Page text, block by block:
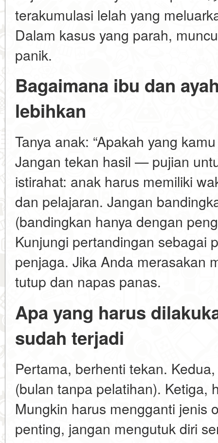
terakumulasi lelah yang
Dalam kasus yang parah,
panik.
Bagaimana ibu dan
lebihkan
Tanya anak: “Apakah yang
Jangan tekan hasil — pujian
istirahat: anak harus memiliki
dan pelajaran. Jangan
(bandingkan hanya dengan
Kunjungi pertandingan sebagai
penjaga. Jika Anda merasakan
tutup dan napas panas.
Apa yang harus
sudah terjadi
Pertama, berhenti tekan.
(bulan tanpa pelatihan). Ketiga,
Mungkin harus mengganti jenis
penting, jangan mengutuk diri